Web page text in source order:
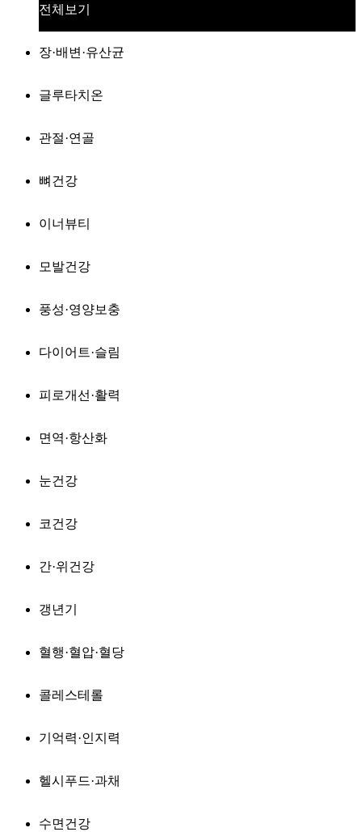
전체보기
장·배변·유산균
글루타치온
관절·연골
뼈건강
이너뷰티
모발건강
풍성·영양보충
다이어트·슬림
피로개선·활력
면역·항산화
눈건강
코건강
간·위건강
갱년기
혈행·혈압·혈당
콜레스테롤
기억력·인지력
헬시푸드·과채
수면건강